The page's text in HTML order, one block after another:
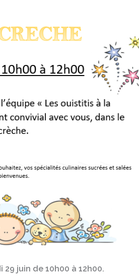
juin de 10h00 à 12h00.